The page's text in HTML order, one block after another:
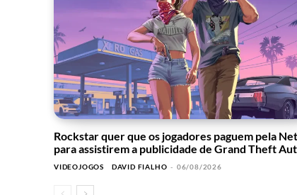
Rockstar quer que os jogadores paguem pela
para assistirem a publicidade de Grand Theft
VIDEOJOGOS DAVID FIALHO - 06/08/2026